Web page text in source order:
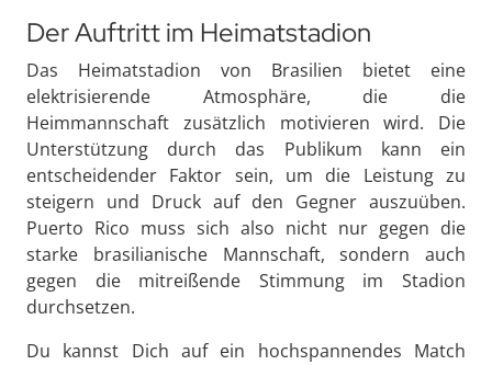
Der Auftritt im Heimatstadion
Das Heimatstadion von Brasilien bietet eine
elektrisierende Atmosphäre, die die
Heimmannschaft zusätzlich motivieren wird. Die
Unterstützung durch das Publikum kann ein
entscheidender Faktor sein, um die Leistung zu
steigern und Druck auf den Gegner auszuüben.
Puerto Rico muss sich also nicht nur gegen die
starke brasilianische Mannschaft, sondern auch
gegen die mitreißende Stimmung im Stadion
durchsetzen.
Du kannst Dich auf ein hochspannendes Match